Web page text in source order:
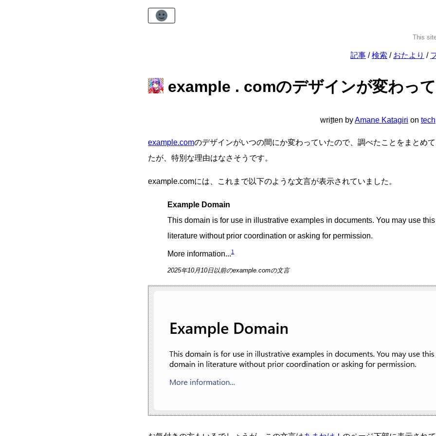
This
記事 検索 おたより
example . comのデザインが変わっ
written byAmane Katagiri on tech
example.comのデザインがいつの間にか変わっていたので、調べたことをまとめ
たが、特別な理由はなさそうです。
example.comには、これまで以下のような文言が表示されていました。
Example Domain
This domain is for use in illustrative examples in documents. You may use
literature without prior coordination or asking for permission.
More information...1
2025年10月10日以前のexample.comの文言